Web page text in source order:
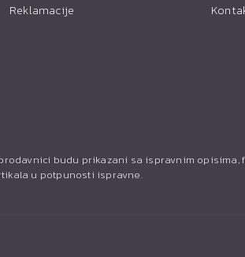
Reklamacije
budu prikazani sa ispravnim
u potpunosti ispravne.